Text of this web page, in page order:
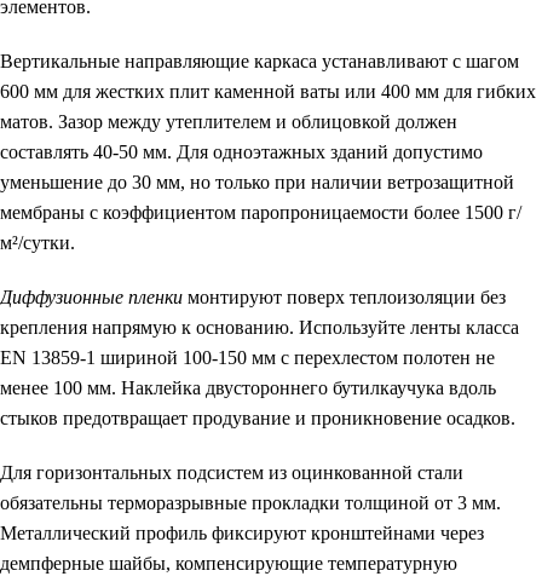
элементов.
Вертикальные направляющие каркаса устанавливают с шагом
600 мм для жестких плит каменной ваты или 400 мм для гибких
матов. Зазор между утеплителем и облицовкой должен
составлять 40-50 мм. Для одноэтажных зданий допустимо
уменьшение до 30 мм, но только при наличии ветрозащитной
мембраны с коэффициентом паропроницаемости более 1500 г/
м²/сутки.
Диффузионные пленки монтируют поверх теплоизоляции без
крепления напрямую к основанию. Используйте ленты класса
EN 13859-1 шириной 100-150 мм с перехлестом полотен не
менее 100 мм. Наклейка двустороннего бутилкаучука вдоль
стыков предотвращает продувание и проникновение осадков.
Для горизонтальных подсистем из оцинкованной стали
обязательны терморазрывные прокладки толщиной от 3 мм.
Металлический профиль фиксируют кронштейнами через
демпферные шайбы, компенсирующие температурную